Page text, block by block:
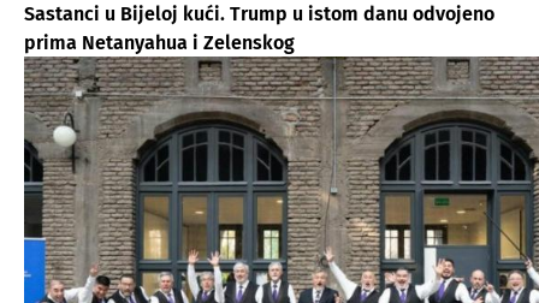
Sastanci u Bijeloj kući. Trump u istom danu odvojeno
prima Netanyahua i Zelenskog